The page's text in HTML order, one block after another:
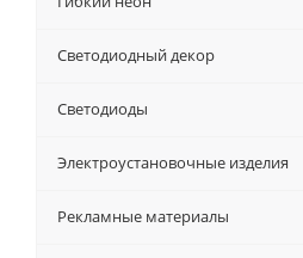
Светодиодный декор
Светодиоды
Электроустановочные изделия
Рекламные материалы